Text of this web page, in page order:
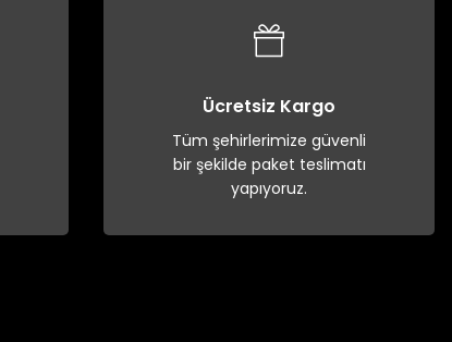
Ücretsiz Kargo
Tüm şehirlerimize güvenli
bir şekilde paket teslimatı
yapıyoruz.